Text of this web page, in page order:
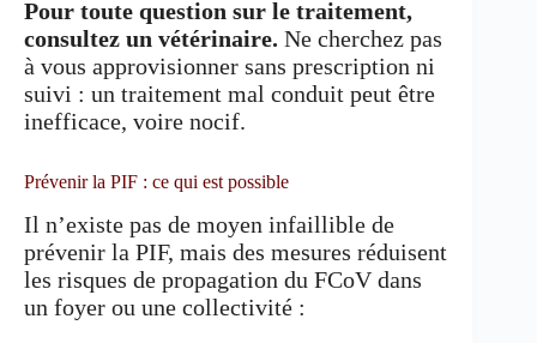
Pour toute question sur le traitement,
consultez un vétérinaire. Ne cherchez pas
à vous approvisionner sans prescription ni
suivi : un traitement mal conduit peut être
inefficace, voire nocif.
Prévenir la PIF : ce qui est possible
Il n’existe pas de moyen infaillible de
prévenir la PIF, mais des mesures réduisent
les risques de propagation du FCoV dans
un foyer ou une collectivité :